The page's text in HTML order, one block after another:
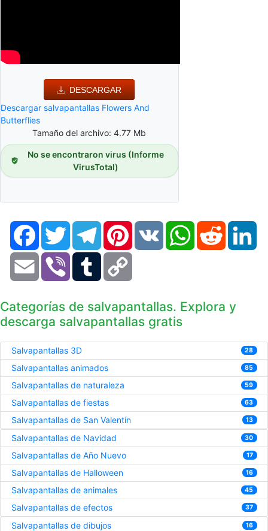
DESCARGAR
Descargar salvapantallas Flowers And
Butterflies
Tamaño del archivo: 4.77 Mb
No se encontraron virus (Informe
VirusTotal)
FacebookTwitter TelegramPinterestVK WhatsAppReddit
Email Viber Tumblr
Categorías de salvapantallas. Explora y
descarga salvapantallas gratis
Salvapantallas 3D 28
Salvapantallas animados 85
Salvapantallas de naturaleza 59
Salvapantallas de fiestas 63
Salvapantallas de San Valentín 13
Salvapantallas de Navidad 30
Salvapantallas de Año Nuevo 17
Salvapantallas de Halloween 16
Salvapantallas de animales 45
Salvapantallas de efectos 37
Salvapantallas de dibujos 16